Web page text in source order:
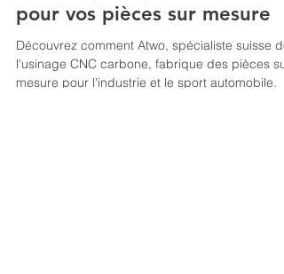
pour vos pièces sur mesure
Découvrez comment Atwo, spécialiste suisse de
l'usinage CNC carbone, fabrique des pièces sur
mesure pour l'industrie et le sport automobile.